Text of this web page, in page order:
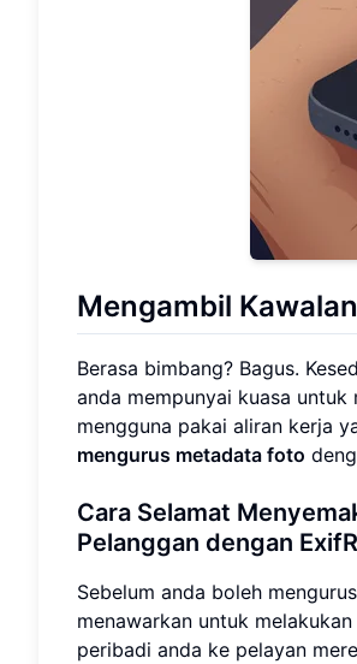
Mengambil
Berasa bimbang? Bagus.
anda mempunyai kuasa
mengguna pakai aliran kerja
mengurus metadata foto
Cara Selamat
Pelanggan dengan
Sebelum anda boleh
menawarkan untuk
peribadi anda ke pelayan